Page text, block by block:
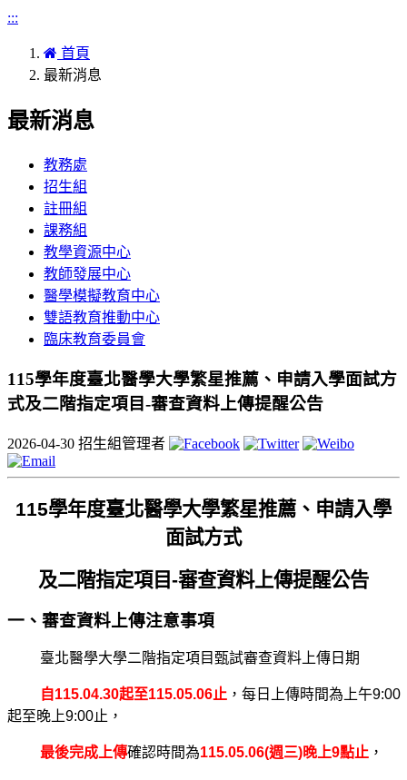
:::
首頁
最新消息
最新消息
教務處
招生組
註冊組
課務組
教學資源中心
教師發展中心
醫學模擬教育中心
雙語教育推動中心
臨床教育委員會
115學年度臺北醫學大學繁星推薦、申請入學面試方
式及二階指定項目-審查資料上傳提醒公告
2026-04-30 招生組管理者
115學年度臺北醫學大學繁星推薦、申請入學
面試方式
及二階指定項目-審查資料上傳提醒公告
一、審查資料上傳注意事項
臺北醫學大學二階指定項目甄試審查資料上傳日期
自115.04.30起至115.05.06止 ，每日上傳時間為上午9:00
起至晚上9:00止，
最後完成上傳確認時間為115.05.06(週三)晚上9點止 ，